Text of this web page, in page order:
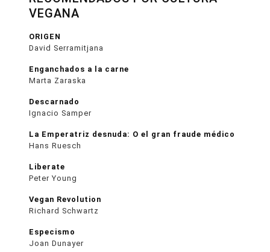
VEGANA
ORIGEN
David Serramitjana
Enganchados a la carne
Marta Zaraska
Descarnado
Ignacio Samper
La Emperatriz desnuda: O el gran fraude médico
Hans Ruesch
Liberate
Peter Young
Vegan Revolution
Richard Schwartz
Especismo
Joan Dunayer